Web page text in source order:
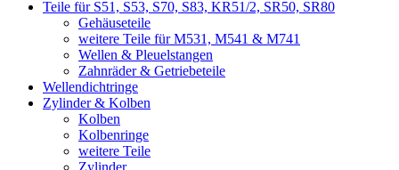
Teile für S51, S53, S70, S83, KR51/2, SR50, SR80
Gehäuseteile
weitere Teile für M531, M541 & M741
Wellen & Pleuelstangen
Zahnräder & Getriebeteile
Wellendichtringe
Zylinder & Kolben
Kolben
Kolbenringe
weitere Teile
Zylinder